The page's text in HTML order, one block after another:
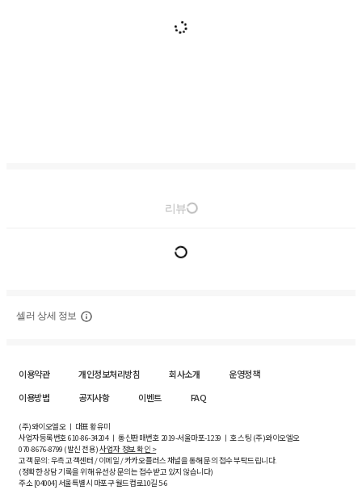
리뷰
셀러 상세 정보
이용약관 개인정보처리방침 회사소개
운영정책
이용방법
공지사항 이벤트 FAQ
(주)와이오엘오 ㅣ 대표 황유미
사업자등록번호610-86-34204ㅣ 통신판매번호 2019-서울마포-1239 ㅣ 호스팅 (주)와이오엘오
070-8676-8799 (발신 전용)사업자 정보 확인 >
고객 문의: 우측 고객센터 / 이메일 / 카카오플러스 채널을 통해 문의 접수 부탁드립니다.
(정확한 상담 기록을 위해 유선상 문의는 접수받고 있지 않습니다)
주소 [04004] 서울특별시 마포구 월드컵로10길5-6